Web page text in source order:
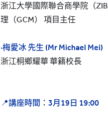
浙江大學國際聯合商學院（
理（GCM） 項目主任
·梅愛冰 先生 (Mr Michael Mei)
浙江桐鄉耀華 華籍校長
📍講座時間：3月19日 19:00